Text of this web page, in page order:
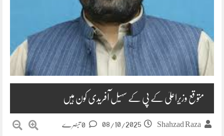
متوقع وزیراعلیٰ کے پی کے سہیل آفریدی کون ہیں
Shahzad Raza
08/10/2025